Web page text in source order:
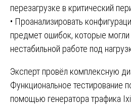
перезагрузке в критический
• Проанализировать
предмет ошибок, которые могли
нестабильной работе под
Эксперт провёл комплексную
Функциональное тестирование
помощью генератора трафика